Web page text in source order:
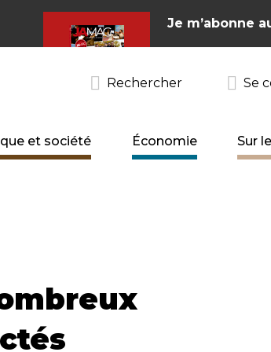
Je m’abonne
Rechercher Se
et société Économie Sur